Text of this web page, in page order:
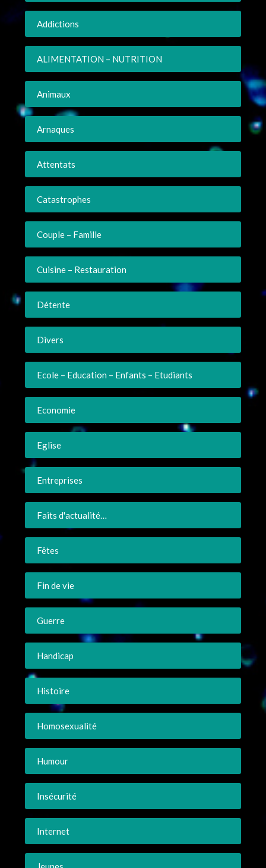
Addictions
ALIMENTATION – NUTRITION
Animaux
Arnaques
Attentats
Catastrophes
Couple – Famille
Cuisine – Restauration
Détente
Divers
Ecole – Education – Enfants – Etudiants
Economie
Eglise
Entreprises
Faits d'actualité…
Fêtes
Fin de vie
Guerre
Handicap
Histoire
Homosexualité
Humour
Insécurité
Internet